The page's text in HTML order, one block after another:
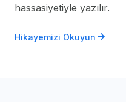
hassasiyetiyle yazılır.
Hikayemizi Okuyun arrow_forward